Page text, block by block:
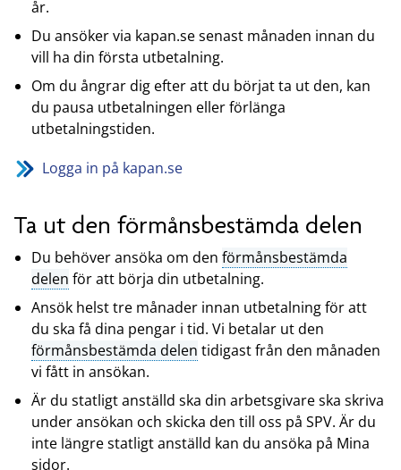
år.
Du ansöker via kapan.se senast månaden innan du
vill ha din första utbetalning.
Om du ångrar dig efter att du börjat ta ut den, kan
du pausa utbetalningen eller förlänga
utbetalningstiden.
Logga in på kapan.se
Ta ut den förmånsbestämda delen
Du behöver ansöka om den förmånsbestämda
delen för att börja din utbetalning.
Ansök helst tre månader innan utbetalning för att
du ska få dina pengar i tid. Vi betalar ut den
förmånsbestämda delen tidigast från den månaden
vi fått in ansökan.
Är du statligt anställd ska din arbetsgivare ska skriva
under ansökan och skicka den till oss på SPV. Är du
inte längre statligt anställd kan du ansöka på Mina
sidor.